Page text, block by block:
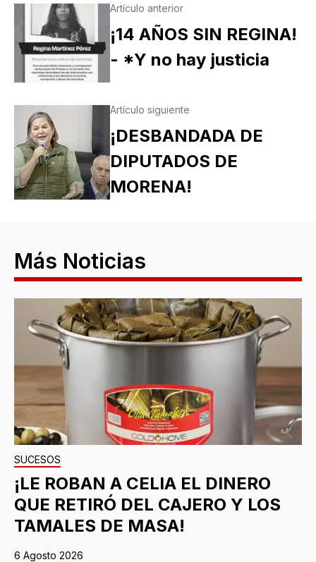
Artículo anterior
¡14 AÑOS SIN REGINA!
- *Y no hay justicia
Artículo siguiente
¡DESBANDADA DE
DIPUTADOS DE
MORENA!
Más Noticias
SUCESOS
¡LE ROBAN A CELIA EL DINERO
QUE RETIRÓ DEL CAJERO Y LOS
TAMALES DE MASA!
6 Agosto 2026